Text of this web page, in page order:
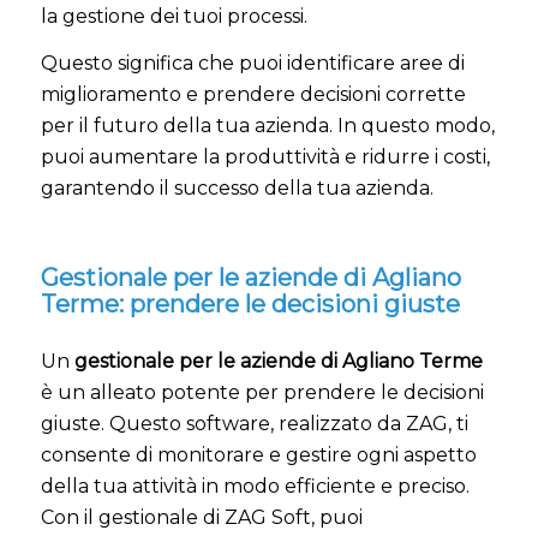
la gestione dei tuoi processi.
Questo significa che puoi identificare aree di
miglioramento e prendere decisioni corrette
per il futuro della tua azienda. In questo modo,
puoi aumentare la produttività e ridurre i costi,
garantendo il successo della tua azienda.
Gestionale per le aziende di Agliano
Terme: prendere le decisioni giuste
Un gestionale per le aziende di Agliano Terme
è un alleato potente per prendere le decisioni
giuste. Questo software, realizzato da ZAG, ti
consente di monitorare e gestire ogni aspetto
della tua attività in modo efficiente e preciso.
Con il gestionale di ZAG Soft, puoi